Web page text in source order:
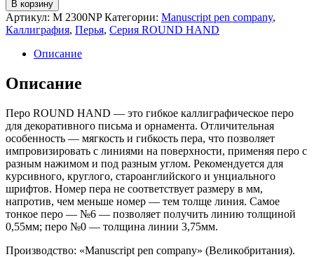
декоративное
№0
LEONARDT
ROUND
HAND,
бронзовое
В корзину
Артикул: M 2300NP Категории: Manuscript pen company,
Каллиграфия, Перья, Серия ROUND HAND
Описание
Описание
Перо ROUND HAND — это гибкое каллиграфическое перо
для декоративного письма и орнамента. Отличительная
особенность — мягкость и гибкость пера, что позволяет
импровизировать с линиями на поверхности, применяя перо с
разным нажимом и под разным углом. Рекомендуется для
курсивного, круглого, староанглийского и унциального
шрифтов. Номер пера не соответствует размеру в мм,
напротив, чем меньше номер — тем толще линия. Самое
тонкое перо — №6 — позволяет получить линию толщиной
0,55мм; перо №0 — толщина линии 3,75мм.
Производство: «Manuscript pen company» (Великобритания).